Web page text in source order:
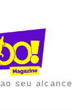
seu alcance